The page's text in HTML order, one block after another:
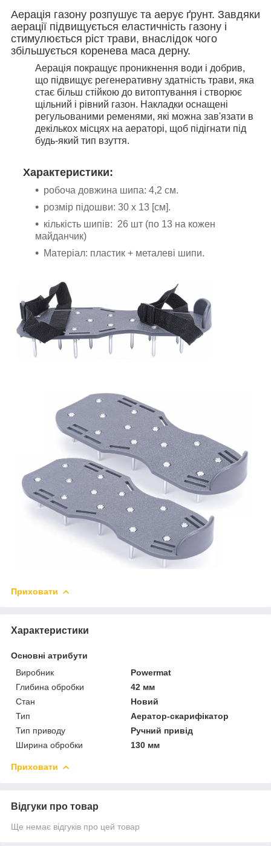
Аерація газону розпушує та аерує ґрунт. Завдяки
аерації підвищується еластичність газону і
стимулюється ріст трави, внаслідок чого
збільшується коренева маса дерну.
Аерація покращує проникнення води і добрив,
що підвищує регенеративну здатність трави, яка
стає більш стійкою до витоптування і створює
щільний і рівний газон. Накладки оснащені
регульованими ременями, які можна зав'язати в
декількох місцях на аераторі, щоб підігнати під
будь-який тип взуття.
Характеристики:
робоча довжина шипа: 4,2 см.
розмір підошви: 30 х 13 [см].
кількість шипів: 26 шт (по 13 на кожен
майданчик)
Матеріал: пластик + металеві шипи.
Приховати
Характеристики
Основні атрибути
Виробник
Powermat
Глибина обробки
42 мм
Стан
Новий
Тип
Аератор-скарифікатор
Тип приводу
Ручний привід
Ширина обробки
130 мм
Приховати
Відгуки про товар
Ще немає відгуків про цей товар